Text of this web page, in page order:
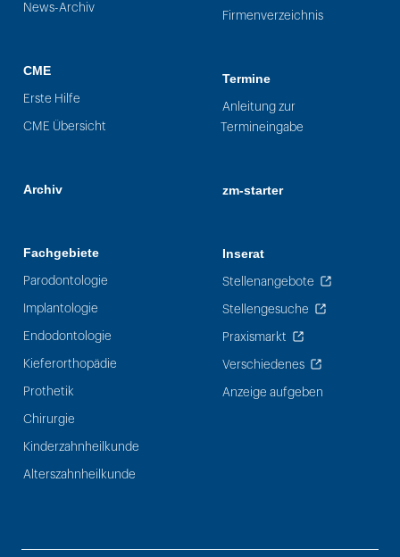
News-Archiv
CME
Erste Hilfe
CME Übersicht
Archiv
Fachgebiete
Parodontologie
Implantologie
Endodontologie
Kieferorthopädie
Prothetik
Chirurgie
Kinderzahnheilkunde
Alterszahnheilkunde
Firmenverzeichnis
Termine
Anleitung zur
Termineingabe
zm-starter
Inserat
Stellenangebote
Stellengesuche
Praxismarkt
Verschiedenes
Anzeige aufgeben